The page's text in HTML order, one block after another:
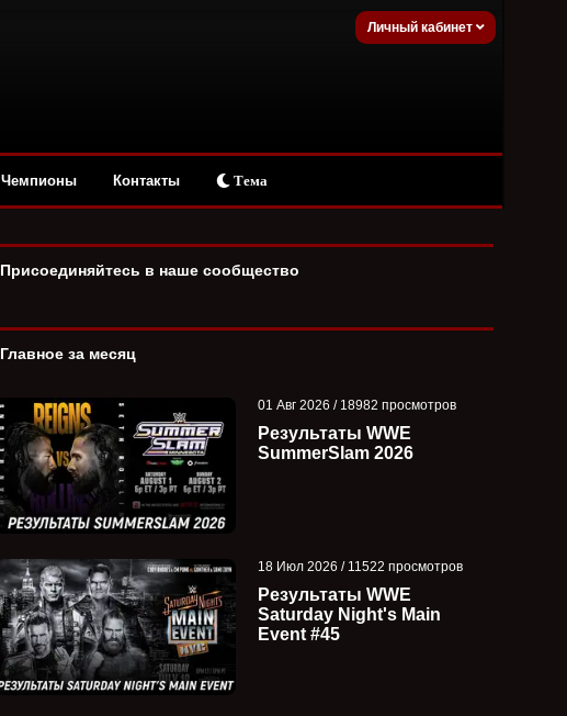
Личный кабинет
Чемпионы Контакты Тема
Присоединяйтесь в наше сообщество
Главное за месяц
01 Авг 2026 / 18982 просмотров
Результаты WWE
SummerSlam 2026
18 Июл 2026 / 11522 просмотров
Результаты WWE
Saturday Night's Main
Event #45